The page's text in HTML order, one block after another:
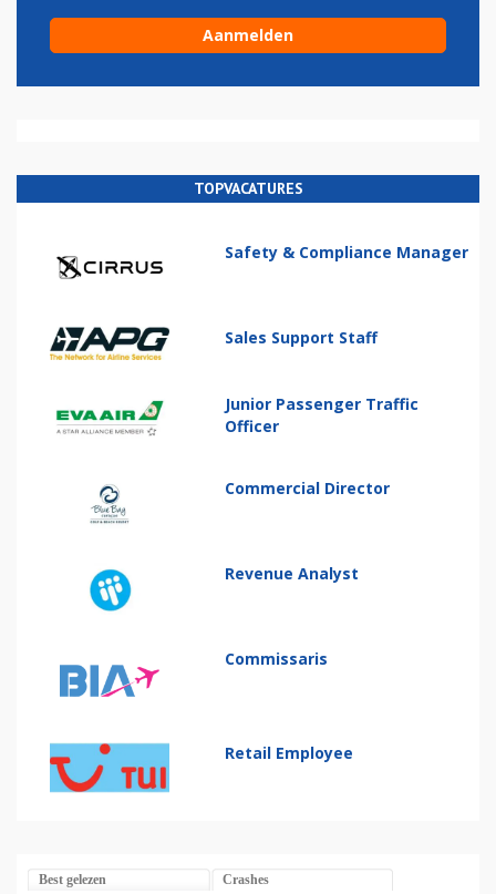
TOPVACATURES
Safety & Compliance Manager
Sales Support Staff
Junior Passenger Traffic
Officer
Commercial Director
Revenue Analyst
Commissaris
Retail Employee
Best gelezen Crashes